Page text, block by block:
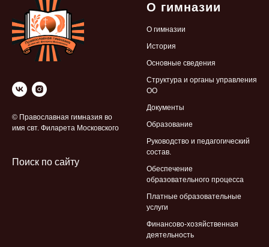
© Православная гимназия во
имя свт. Филарета Московского
Поиск по сайту
О гимназии
О гимназии
История
Основные сведения
Структура и органы управления
ОО
Документы
Образование
Руководство и педагогический
состав.
Обеспечение
образовательного процесса
Платные образовательные
услуги
Финансово-хозяйственная
деятельность